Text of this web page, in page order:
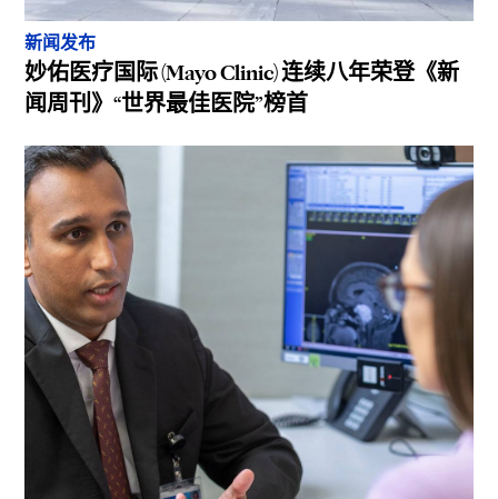
新闻发布
妙佑医疗国际 (Mayo Clinic) 连续八年荣登《新
闻周刊》“世界最佳医院”榜首